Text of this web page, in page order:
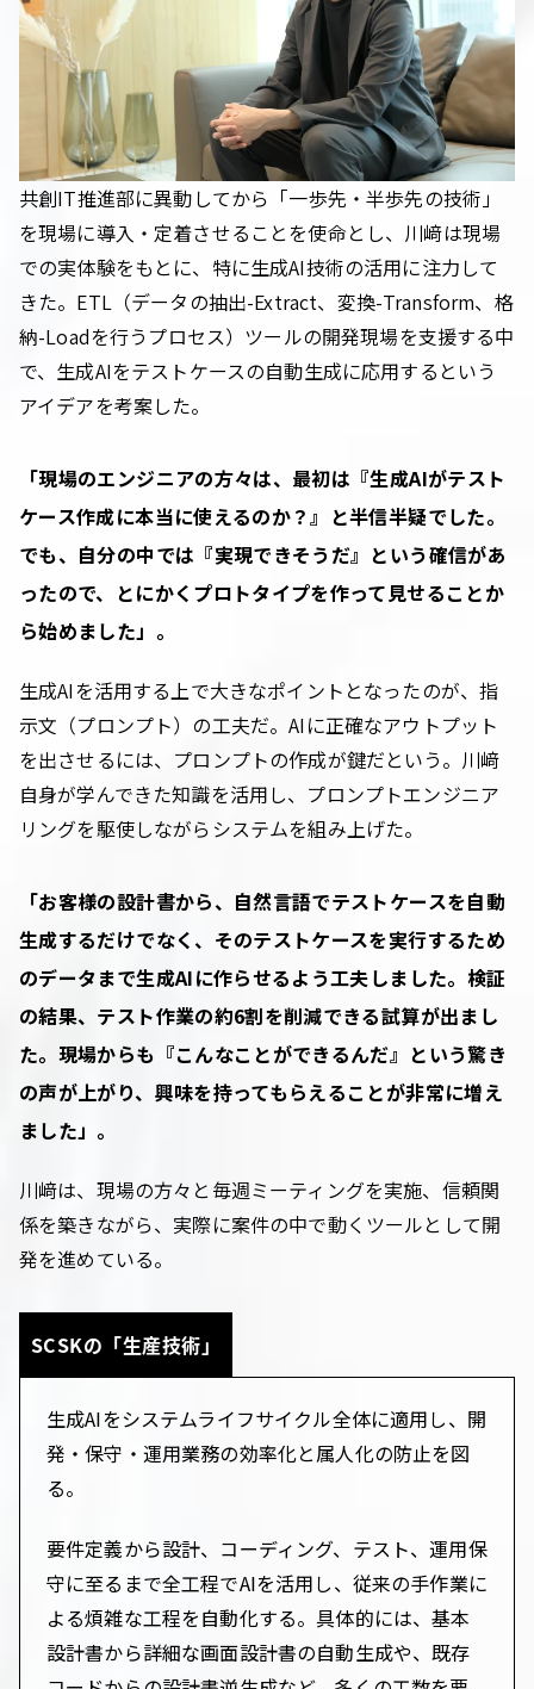
共創IT推進部に異動してから「一歩先・半歩先の技術」
を現場に導入・定着させることを使命とし、川﨑は現場
での実体験をもとに、特に生成AI技術の活用に注力して
きた。ETL（データの抽出-Extract、変換-Transform、格
納-Loadを行うプロセス）ツールの開発現場を支援する中
で、生成AIをテストケースの自動生成に応用するという
アイデアを考案した。
「現場のエンジニアの方々は、最初は『生成AIがテスト
ケース作成に本当に使えるのか？』と半信半疑でした。
でも、自分の中では『実現できそうだ』という確信があ
ったので、とにかくプロトタイプを作って見せることか
ら始めました」。
生成AIを活用する上で大きなポイントとなったのが、指
示文（プロンプト）の工夫だ。AIに正確なアウトプット
を出させるには、プロンプトの作成が鍵だという。川﨑
自身が学んできた知識を活用し、プロンプトエンジニア
リングを駆使しながらシステムを組み上げた。
「お客様の設計書から、自然言語でテストケースを自動
生成するだけでなく、そのテストケースを実行するため
のデータまで生成AIに作らせるよう工夫しました。検証
の結果、テスト作業の約6割を削減できる試算が出まし
た。現場からも『こんなことができるんだ』という驚き
の声が上がり、興味を持ってもらえることが非常に増え
ました」。
川﨑は、現場の方々と毎週ミーティングを実施、信頼関
係を築きながら、実際に案件の中で動くツールとして開
発を進めている。
SCSKの「生産技術」
生成AIをシステムライフサイクル全体に適用し、開
発・保守・運用業務の効率化と属人化の防止を図
る。
要件定義から設計、コーディング、テスト、運用保
守に至るまで全工程でAIを活用し、従来の手作業に
よる煩雑な工程を自動化する。具体的には、基本
設計書から詳細な画面設計書の自動生成や、既存